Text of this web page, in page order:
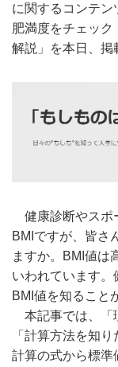
に関するコンテ
肥満度をチェック
解説」を本日、掲
健康診断やスポ
BMIですが、皆さ
ますか。BMI値は
いわれています
BMI値を知ること
本記事では、「
「計算方法を知
計算の式から標準